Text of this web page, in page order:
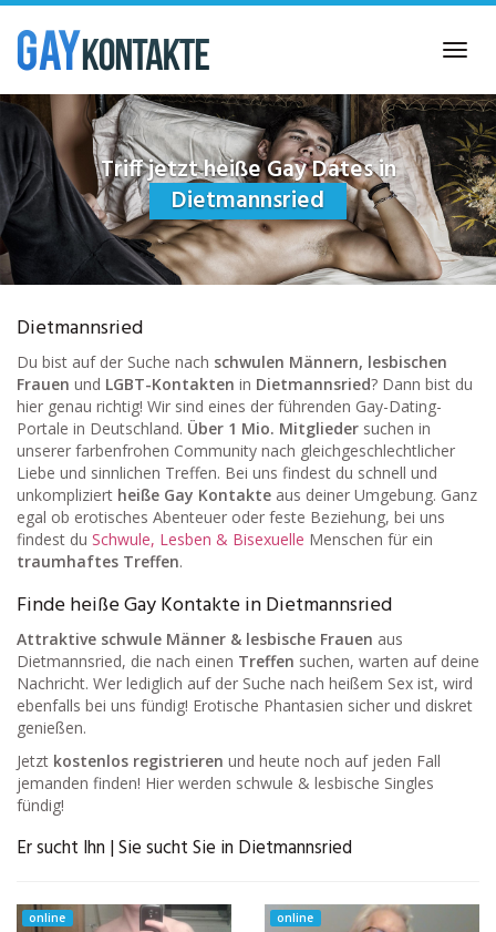
Skip
main
content
Triff jetzt heiße Gay Dates in
Dietmannsried
Dietmannsried
Du bist auf der Suche nach schwulen Männern, lesbischen
Frauen und LGBT-Kontakten in Dietmannsried? Dann bist du
hier genau richtig! Wir sind eines der führenden Gay-Dating-
Portale in Deutschland. Über 1 Mio. Mitglieder suchen in
unserer farbenfrohen Community nach gleichgeschlechtlicher
Liebe und sinnlichen Treffen. Bei uns findest du schnell und
unkompliziert heiße Gay Kontakte aus deiner Umgebung. Ganz
egal ob erotisches Abenteuer oder feste Beziehung, bei uns
findest du Schwule, Lesben & Bisexuelle Menschen für ein
traumhaftes Treffen.
Finde heiße Gay Kontakte in Dietmannsried
Attraktive schwule Männer & lesbische Frauen aus
Dietmannsried, die nach einen Treffen suchen, warten auf deine
Nachricht. Wer lediglich auf der Suche nach heißem Sex ist, wird
ebenfalls bei uns fündig! Erotische Phantasien sicher und diskret
genießen.
Jetzt kostenlos registrieren und heute noch auf jeden Fall
jemanden finden! Hier werden schwule & lesbische Singles
fündig!
Er sucht Ihn | Sie sucht Sie in Dietmannsried
online online